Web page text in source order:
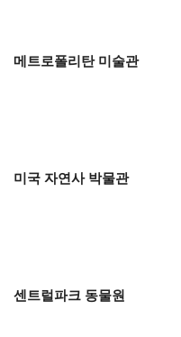
메트로폴리탄 미술관
미국 자연사 박물관
센트럴파크 동물원